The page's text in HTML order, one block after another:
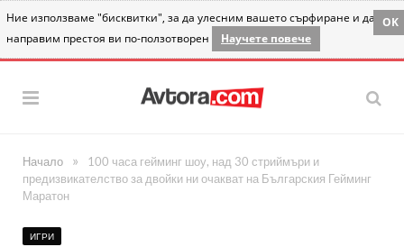
Ние използваме "бисквитки", за да улесним вашето сърфиране и да
направим престоя ви по-ползотворен
Научете повече
OK
Начало »
100 часа гейминг шоу, над 30 стриймъри и
предизвикателство за двойки ни очакват на Българския Гейминг
Маратон
ИГРИ